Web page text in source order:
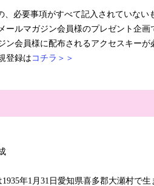
必要事項がすべて記入されていない
ルマガジン会員様のプレゼント企画
ン会員様に配布されるアクセスキーが
登録は コチラ＞＞
成
年1月31日愛知県喜多郡大瀬村で